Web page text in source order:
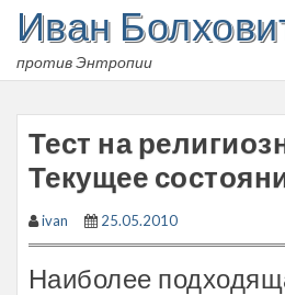
Skip
content
Иван
против Энтропии
Тест на
Текущее
ivan 25.05.2010
Наиболее